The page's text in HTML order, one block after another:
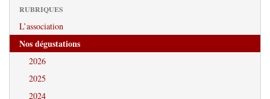
RUBRIQUES
L’association
Nos dégustations
2026
2025
2024